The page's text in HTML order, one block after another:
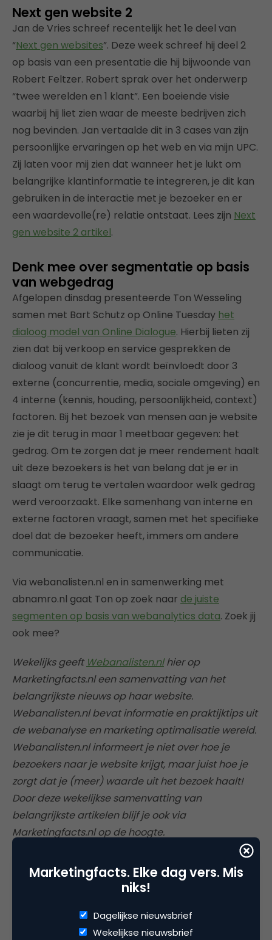
Next gen website 2
Jan de Vries schreef recentelijk het 1e deel van
“Next gen websites”. Deze week schreef hij deel 2
op basis van een presentatie die hij bijwoonde van
Robert Feltzer. Robert sprak over het onderwerp
“twee werelden en 1 klant”. Een boeiende visie
waarbij hij liet zien waar de meeste bedrijven zich
nog bevinden. Jan vertaalde dit in 3 cases van zijn
persoonlijke ervaringen op het web en via mijn UPC.
Zij laten voor mij zien dat wanneer het je lukt om
belangrijke klantinformatie te integreren, je dit kan
gebruiken in de interactie met je bezoeker en er
een waardevolle(re) relatie ontstaat. Lees zijn Next
gen website 2 artikel.
Denk mee over segmentatie op basis
van webgedrag
Afgelopen dinsdag presenteerde Ton Wesseling
samen met Bart Schutz op Online Tuesday het
dialoog model van Online Dialogue. Hierbij lieten zij
zien dat bij verkoop en service gesprekken de
dialoog vanuit de klant wordt beïnvloedt door 3
externe (concurrentie, media, sociale omgeving) en
4 interne (kennis, houding, persoonlijkheid, context)
factoren. Bij het bezoek van mensen aan je website
zie je dit terug in maar 1 meetbaar gegeven: het
gedrag. Om te zorgen dat je meer rendement haalt
uit deze bezoekers is het van belang dat je er in
slaagt om terug te vertalen waardoor welk gedrag
werd veroorzaakt. Elke samenhang van interne en
externe factoren vraagt, samen met het specifieke
doel dat de bezoeker heeft, immers om andere
communicatie.
Via webanalisten.nl en in samenwerking met
abnamro.nl gaat Ton op zoek naar de juiste
segmenten op basis van webanalytics data. Zoek jij
ook mee?
Wekelijks geeft Webanalisten.nlhier op
Marketingfacts.nl een samenvatting van het
belangrijkste nieuws op haar website.
Webanalisten.nl bevat informatie en praktijktips uit
de webanalyse en marketing optimalisatie wereld.
Webanalisten.nl informeert je niet over hoe je
bezoekers naar je website krijgt, maar juist hoe je
zorgt dat je (meer) waarde uit het bezoek haalt!
Door deze wekelijkse samenvatting van
belangrijkste artikelen blijf je ook via
Marketingfacts.nl op de hoogte.
Marketingfacts. Elke dag vers. Mis
niks!
Dagelijkse nieuwsbrief
Wekelijkse nieuwsbrief